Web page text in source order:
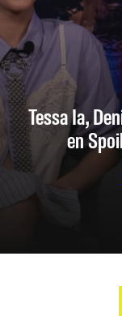
Tessa Ia,
en